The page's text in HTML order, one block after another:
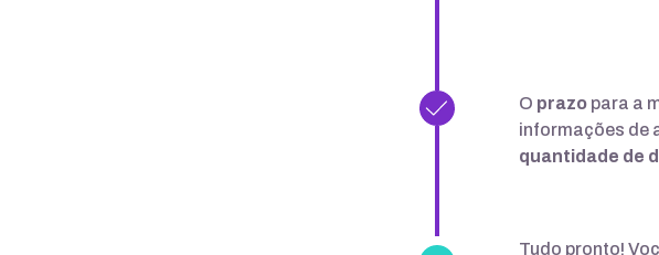
O prazo para a
informações de
quantidade de
Tudo pronto!